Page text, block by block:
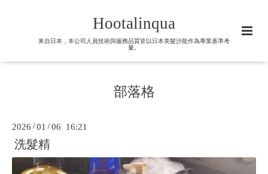
Hootalinqua
來自日本，本公司人員技術與服務品質皆以日本美髮沙龍作為專業基準考
量。
部落格
2026 /01 /06 16:21
洗髮精